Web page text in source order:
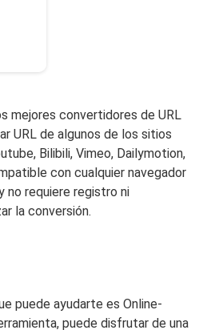
mejores convertidores de URL
URL de algunos de los sitios
Bilibili, Vimeo, Dailymotion,
con cualquier navegador
no requiere registro ni
la conversión.
puede ayudarte es Online-
puede disfrutar de una